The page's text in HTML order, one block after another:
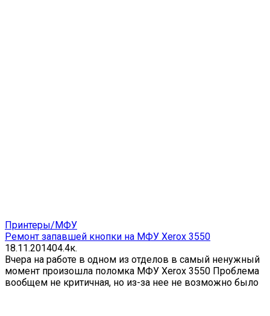
Принтеры/МФУ
Ремонт запавшей кнопки на МФУ Xerox 3550
18.11.201404.4к.
Вчера на работе в одном из отделов в самый ненужный
момент произошла поломка МФУ Xerox 3550 Проблема
вообщем не критичная, но из-за нее не возможно было